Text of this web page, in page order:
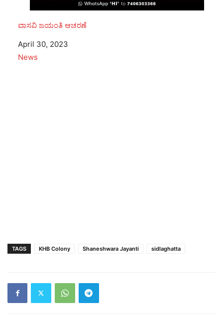
ವಾಸವಿ ಜಯಂತಿ ಆಚರಣೆ
Date
April 30, 2023
In relation to
News
TAGS KHB Colony Shaneshwara Jayanti sidlaghatta